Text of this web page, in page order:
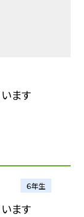
ます
６年生
ます